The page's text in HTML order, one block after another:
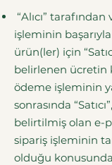
“Alıcı”
işleminin
ürün(ler) için
belirlenen ücretin
ödeme işleminin
sonrasında
belirtilmiş olan e-
sipariş işleminin
olduğu